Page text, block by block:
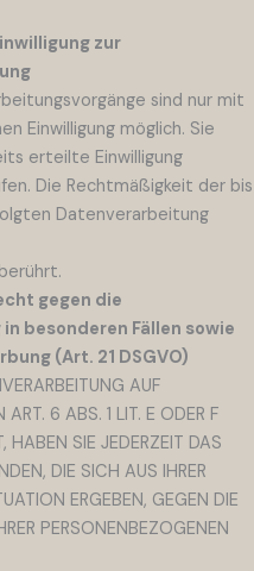
zur
sind nur mit
Einwilligung möglich. Sie
erteilte Einwilligung
Die Rechtmäßigkeit der bis
Datenverarbeitung
gegen die
besonderen Fällen sowie
(Art. 21 DSGVO)
AUF
ART. 6 ABS. 1 LIT. E ODER F
HABEN SIE JEDERZEIT DAS
DIE SICH AUS IHRER
ERGEBEN, GEGEN DIE
PERSONENBEZOGENEN